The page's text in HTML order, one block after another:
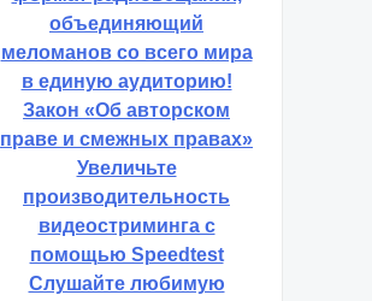
объединяющий
меломанов со всего мира
в единую аудиторию!
Закон «Об авторском
праве и смежных правах»
Увеличьте
производительность
видеостриминга с
помощью Speedtest
Слушайте любимую